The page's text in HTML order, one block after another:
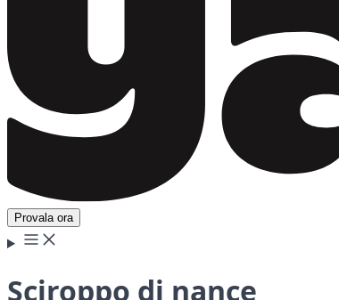
Provala ora
Sciroppo di nance